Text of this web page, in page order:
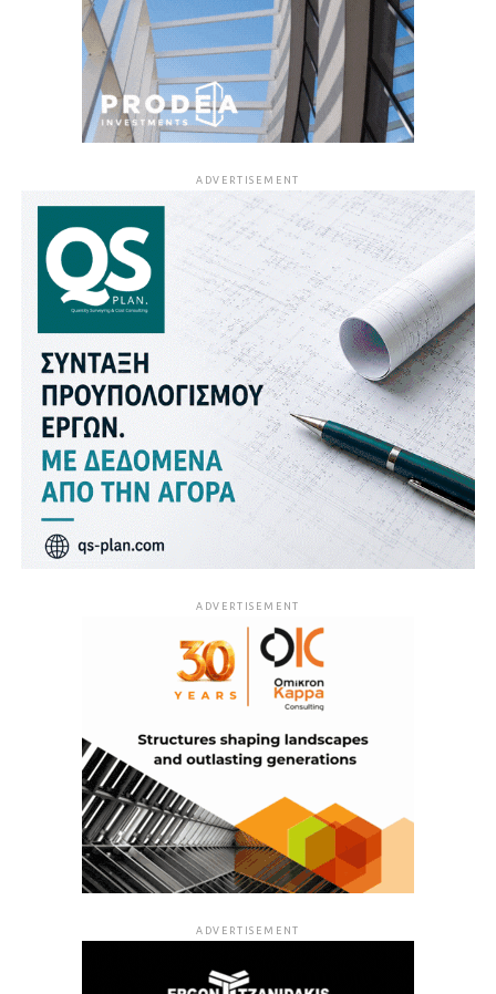
ADVERTISEMENT
ADVERTISEMENT
ADVERTISEMENT